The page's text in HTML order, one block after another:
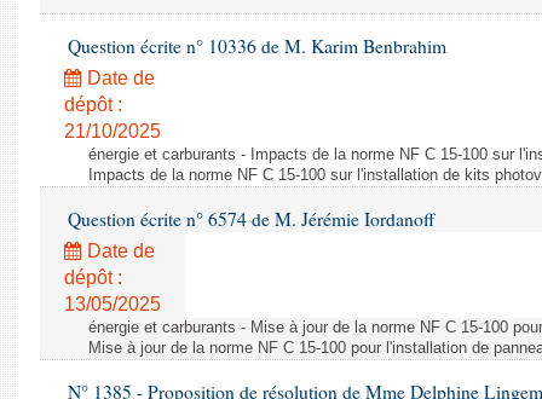
Question écrite n° 10336 de M. Karim Benbrahim
Date de
dépôt :
21/10/2025
énergie et carburants - Impacts de la norme NF C 15-100 sur
Impacts de la norme NF C 15-100 sur l'installation de kits
Question écrite n° 6574 de M. Jérémie Iordanoff
Date de
dépôt :
13/05/2025
énergie et carburants - Mise à jour de la norme NF C 15-100
Mise à jour de la norme NF C 15-100 pour l'installation de
N° 1385 - Proposition de résolution de Mme Delphine